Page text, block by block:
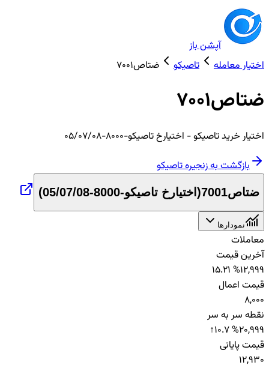
آپشن باز
اختیار معامله
تاصیکو ضتاص7001
ضتاص7001
اختیار خریدتاصیکو- اختیارخ تاصیکو-8000-05/07/08
بازگشت به زنجیرهتاصیکو
ضتاص7001 ( اختیارخ تاصیکو-8000-05/07/08 )
نمودارها
معاملات
آخرین قیمت
12,999
15.21 %
قیمت اعمال
8,000
نقطه سر به سر
20,999
↑10.7 %
قیمت پایانی
12,930